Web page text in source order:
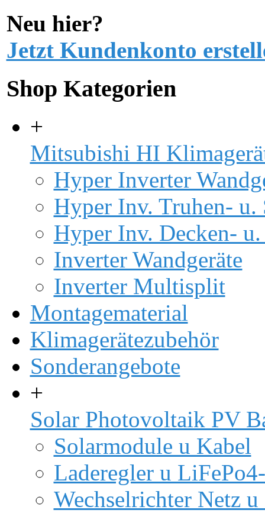
Neu hier?
Jetzt Kundenkonto
Shop Kategorien
+
Mitsubishi HI
Hyper Inverter
Hyper Inv. Truhen- u.
Hyper Inv. Decken-
Inverter Wandgeräte
Inverter Multisplit
Montagematerial
Klimagerätezubehör
Sonderangebote
+
Solar Photovoltaik PV
Solarmodule u Kabel
Laderegler u
Wechselrichter Netz u